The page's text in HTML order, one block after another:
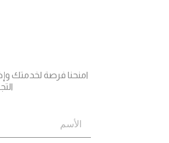
امنحنا فرصة لخدمتك